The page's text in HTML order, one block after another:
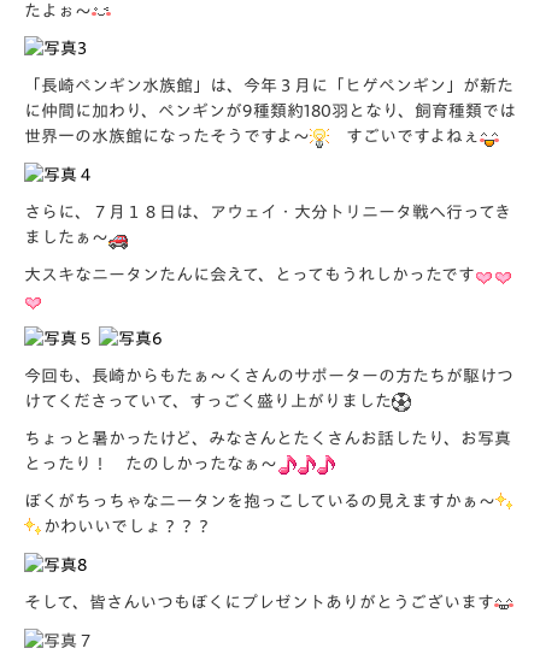
たよぉ～
「長崎ペンギン水族館」は、今年３月に「ヒゲペンギン」が新た
に仲間に加わり、ペンギンが9種類約180羽となり、飼育種類では
世界一の水族館になったそうですよ～
すごいですよねぇ
さらに、７月１８日は、アウェイ・大分トリニータ戦へ行ってき
ましたぁ～
大スキなニータンたんに会えて、とってもうれしかったです
今回も、長崎からもたぁ～くさんのサポーターの方たちが駆けつ
けてくださっていて、すっごく盛り上がりました
ちょっと暑かったけど、みなさんとたくさんお話したり、お写真
とったり！ たのしかったなぁ～
ぼくがちっちゃなニータンを抱っこしているの見えますかぁ～
かわいいでしょ？？？
そして、皆さんいつもぼくにプレゼントありがとうございます